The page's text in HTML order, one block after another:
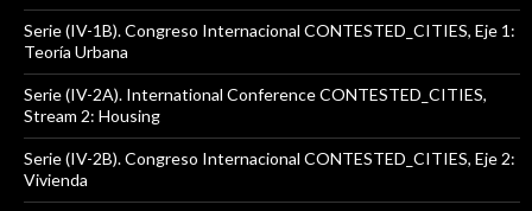
Serie (IV-1B). Congreso Internacional CONTESTED_CITIES, Eje 1:
Teoría Urbana
Serie (IV-2A). International Conference CONTESTED_CITIES,
Stream 2: Housing
Serie (IV-2B). Congreso Internacional CONTESTED_CITIES, Eje 2:
Vivienda